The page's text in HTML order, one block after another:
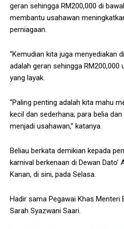
geran sehingga RM200,000 di
membantu usahawan
perniagaan.
“Kemudian kita juga menyediakan
adalah geran sehingga
yang layak.
“Paling penting adalah kita mahu
kecil dan sederhana; para belia
menjadi usahawan,” katanya.
Beliau berkata demikian kepada
karnival berkenaan di Dewan Dato’
Kanan, di sini, pada Selasa.
Hadir sama Pegawai Khas Menteri
Sarah Syazwani Saari.